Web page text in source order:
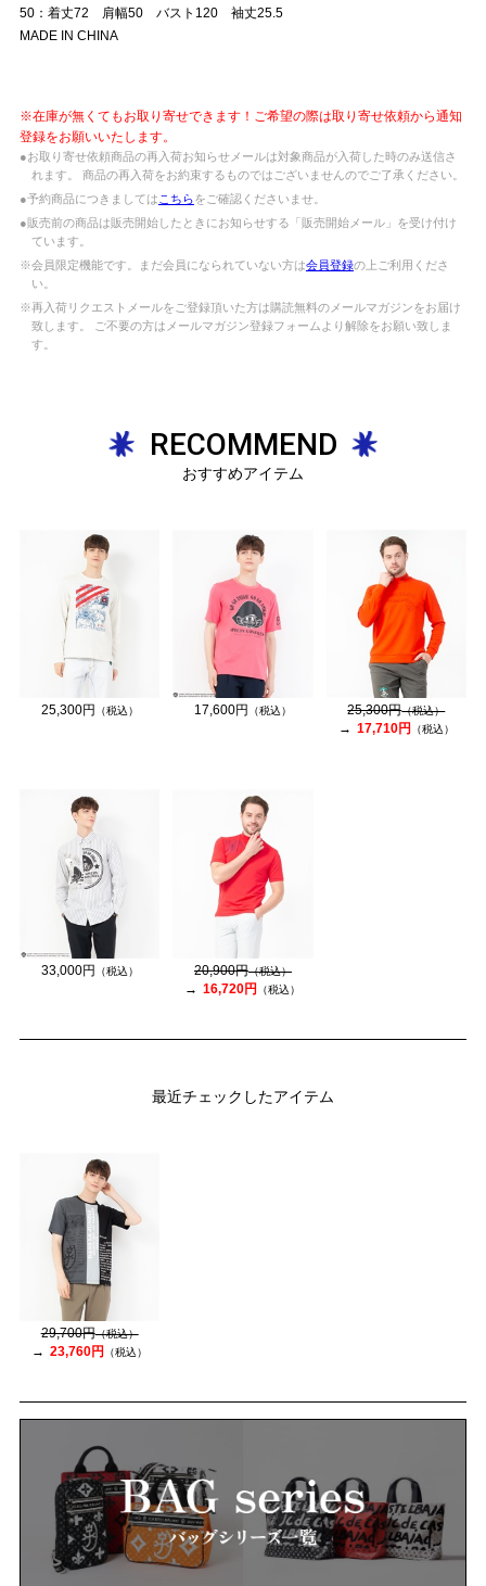
50：着丈72 肩幅50 バスト120 袖丈25.5
MADE IN CHINA
※在庫が無くてもお取り寄せできます！ご希望の際は取り寄せ依頼から通知
登録をお願いいたします。
●お取り寄せ依頼商品の再入荷お知らせメールは対象商品が入荷した時のみ送信さ
れます。 商品の再入荷をお約束するものではございませんのでご了承ください。
●予約商品につきましては こちらをご確認くださいませ。
●販売前の商品は販売開始したときにお知らせする「販売開始メール」を受け付け
ています。
※会員限定機能です。まだ会員になられていない方は会員登録の上ご利用くださ
い。
※再入荷リクエストメールをご登録頂いた方は購読無料のメールマガジンをお届け
致します。 ご不要の方はメールマガジン登録フォームより解除をお願い致しま
す。
RECOMMEND
おすすめアイテム
25,300円 （税込） 17,600円 （税込） 25,300円（税込）
17,710円 （税込）
33,000円 （税込） 20,900円（税込）
16,720円 （税込）
最近チェックしたアイテム
29,700円（税込）
23,760円 （税込）